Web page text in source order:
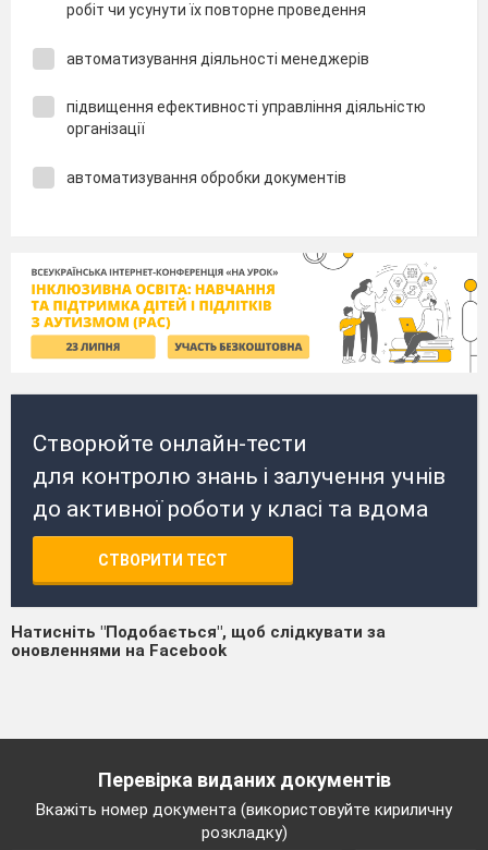
робіт чи усунути їх повторне проведення
автоматизування діяльності менеджерів
підвищення ефективності управління діяльністю
організації
автоматизування обробки документів
Створюйте онлайн-тести
для контролю знань і залучення учнів
до активної роботи у класі та вдома
СТВОРИТИ ТЕСТ
Натисніть "Подобається", щоб слідкувати за
оновленнями на Facebook
Перевірка виданих документів
Вкажіть номер документа (використовуйте кириличну
розкладку)